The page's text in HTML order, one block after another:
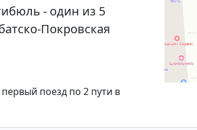
- один из 5
Покровская
поезд по 2 пути в